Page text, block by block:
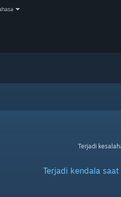
Terjadi
Terjadi kendala